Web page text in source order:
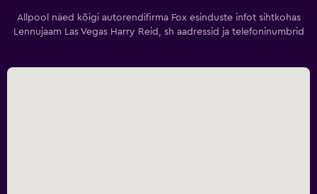
Allpool näed kõigi autorendifirma Fox esinduste infot sihtkohas
Lennujaam Las Vegas Harry Reid, sh aadressid ja telefoninumbrid